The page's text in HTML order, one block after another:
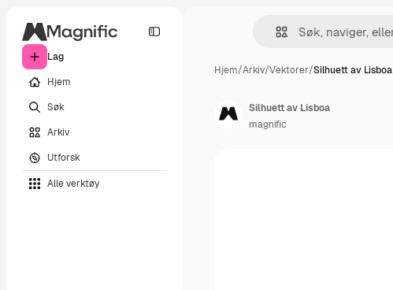
Lag
Hjem
Søk
Arkiv
Utforsk
Alle verktøy
Hjem/Arkiv/Vektorer/Silhuett av Lisboa
Silhuett av Lisboa
magnific